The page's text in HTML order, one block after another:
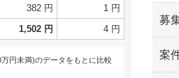
382 円
1 円
1,502 円 4 円
円未満)のデータをもとに比較
募
案